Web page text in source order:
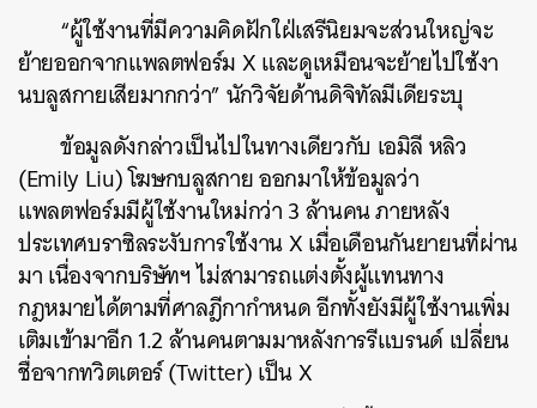
“ผู้ใช้งานที่มีความคิดฝักใฝ่เสรีนิยมจะส่วนใหญ่จะ
ย้ายออกจากแพลตฟอร์ม X และดูเหมือนจะย้ายไปใช้งา
นบลูสกายเสียมากกว่า” นักวิจัยด้านดิจิทัลมีเดียระบุ
ข้อมูลดังกล่าวเป็นไปในทางเดียวกับ เอมิลี หลิว
(Emily Liu) โฆษกบลูสกาย ออกมาให้ข้อมูลว่า
แพลตฟอร์มมีผู้ใช้งานใหม่กว่า 3 ล้านคน ภายหลัง
ประเทศบราซิลระงับการใช้งาน X เมื่อเดือนกันยายนที่ผ่าน
มา เนื่องจากบริษัทฯ ไม่สามารถแต่งตั้งผู้แทนทาง
กฎหมายได้ตามที่ศาลฎีกากำหนด อีกทั้งยังมีผู้ใช้งานเพิ่ม
เติมเข้ามาอีก 1.2 ล้านคนตามมาหลังการรีแบรนด์ เปลี่ยน
ชื่อจากทวิตเตอร์ (Twitter) เป็น X